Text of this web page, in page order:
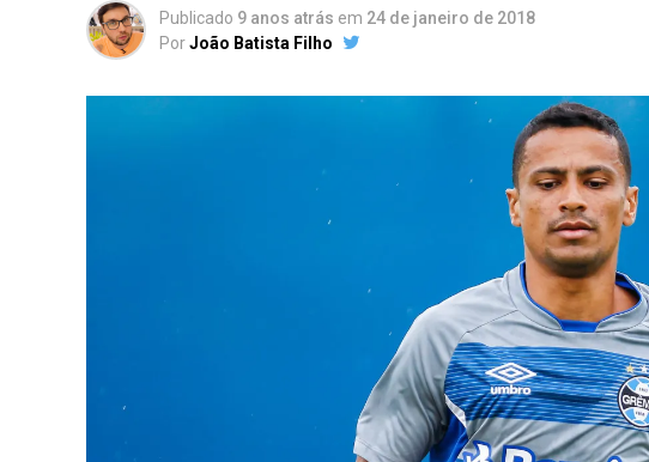
Publicado 9 anos atrás em 24 de janeiro de 2018
PorJoão Batista Filho